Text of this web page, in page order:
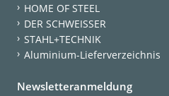
HOME OF STEEL
DER SCHWEISSER
STAHL+TECHNIK
Aluminium-Lieferverzeichnis
Newsletteranmeldung